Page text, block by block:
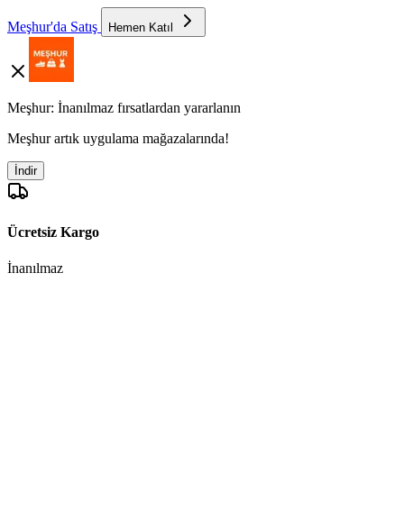
Meşhur'da Satış Hemen Katıl
Meşhur: İnanılmaz fırsatlardan yararlanın
Meşhur artık uygulama mağazalarında!
İndir
Ücretsiz Kargo
İnanılmaz